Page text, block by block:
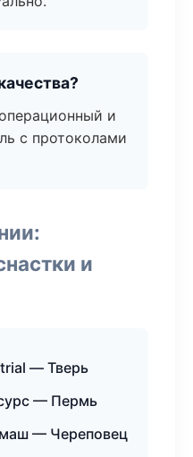
и
с протоколами
и
— Тверь
— Пермь
— Череповец